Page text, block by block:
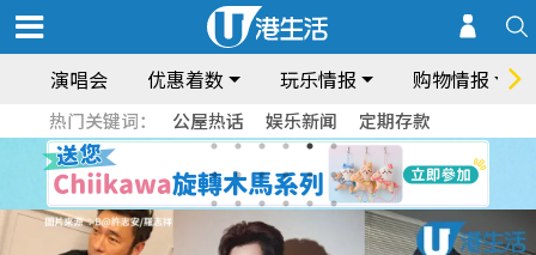
演唱会 优惠着数 玩乐情报 购物情报
热门关键词： 公屋热话 娱乐新闻 定期存款